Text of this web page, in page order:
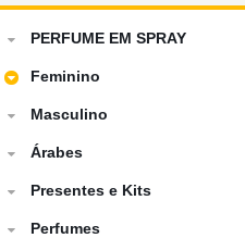
PERFUME EM SPRAY
Feminino
Masculino
Árabes
Presentes e Kits
Perfumes